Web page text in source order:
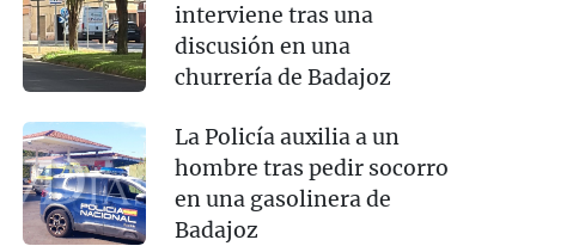
interviene tras una
discusión en una
churrería de Badajoz
La Policía auxilia a un
hombre tras pedir socorro
en una gasolinera de
Badajoz